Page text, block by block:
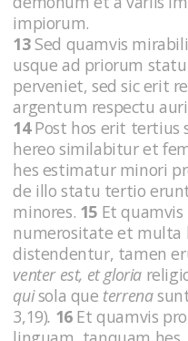
impiorum.
13Sed quamvis
usque ad priorum
perveniet, sed sic erit
argentum respectu
14Post hos erit tertius
hereo similabitur et
hes estimatur minori
de illo statu tertio
minores. 15 Et
numerositate et multa
distendentur, tamen
venter est, et gloria
quisola que terrena
3,19). 16 Et quamvis